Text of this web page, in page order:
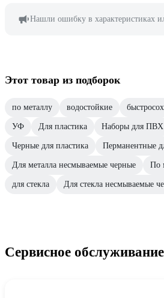
Нашли ошибку в характеристиках
Этот товар из подборок
по металлу водостойкие
УФ Для пластика Наборы для ПВХ
Черные для пластика Перманентные
Для металла несмываемые черные По
для стекла Для стекла несмываемые
Сервисное обслуживание